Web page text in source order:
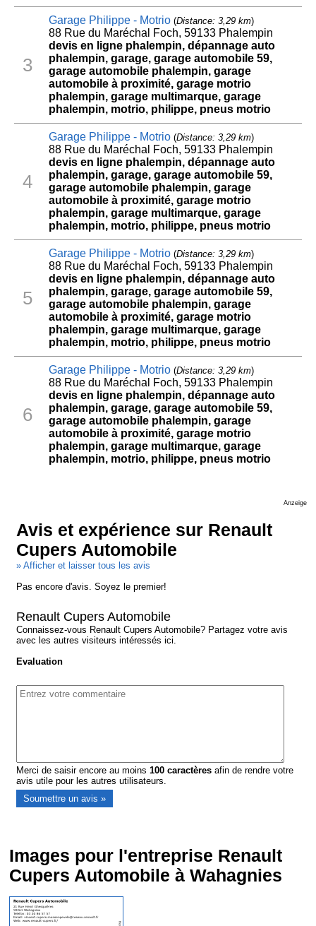
3
Garage Philippe - Motrio(Distance: 3,29 km)
88 Rue du Maréchal Foch, 59133 Phalempin
devis en ligne phalempin, dépannage auto
phalempin, garage, garage automobile 59,
garage automobile phalempin, garage
automobile à proximité, garage motrio
phalempin, garage multimarque, garage
phalempin, motrio, philippe, pneus motrio
4
Garage Philippe - Motrio(Distance: 3,29 km)
88 Rue du Maréchal Foch, 59133 Phalempin
devis en ligne phalempin, dépannage auto
phalempin, garage, garage automobile 59,
garage automobile phalempin, garage
automobile à proximité, garage motrio
phalempin, garage multimarque, garage
phalempin, motrio, philippe, pneus motrio
5
Garage Philippe - Motrio(Distance: 3,29 km)
88 Rue du Maréchal Foch, 59133 Phalempin
devis en ligne phalempin, dépannage auto
phalempin, garage, garage automobile 59,
garage automobile phalempin, garage
automobile à proximité, garage motrio
phalempin, garage multimarque, garage
phalempin, motrio, philippe, pneus motrio
6
Garage Philippe - Motrio(Distance: 3,29 km)
88 Rue du Maréchal Foch, 59133 Phalempin
devis en ligne phalempin, dépannage auto
phalempin, garage, garage automobile 59,
garage automobile phalempin, garage
automobile à proximité, garage motrio
phalempin, garage multimarque, garage
phalempin, motrio, philippe, pneus motrio
Anzeige
Avis et expérience sur Renault
Cupers Automobile
» Afficher et laisser tous les avis
Pas encore d'avis. Soyez le premier!
Renault Cupers Automobile
Connaissez-vous Renault Cupers Automobile? Partagez votre avis
avec les autres visiteurs intéressés ici.
Evaluation
Merci de saisir encore au moins100 caractères afin de rendre votre
avis utile pour les autres utilisateurs.
Images pour l'entreprise Renault
Cupers Automobile à Wahagnies